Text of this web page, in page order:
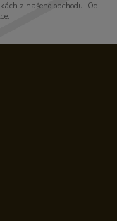
z našeho obchodu. Od